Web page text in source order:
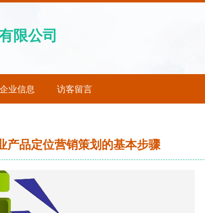
限公司
企业信息 访客留言
产品定位营销策划的基本步骤